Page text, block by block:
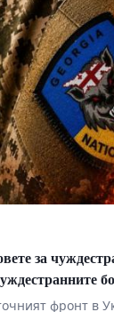
за
фронт в